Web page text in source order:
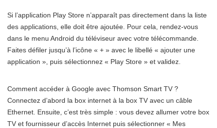
Si l’application Play Store n’apparaît pas directement dans la liste
des applications, elle doit être ajoutée. Pour cela, rendez-vous
dans le menu Android du téléviseur avec votre télécommande.
Faites défiler jusqu’à l’icône « + » avec le libellé « ajouter une
application », puis sélectionnez « Play Store » et validez.
Comment accéder à Google avec Thomson Smart TV ?
Connectez d’abord la box internet à la box TV avec un câble
Ethernet. Ensuite, c’est très simple : vous devez allumer votre box
TV et fournisseur d’accès Internet puis sélectionner « Mes